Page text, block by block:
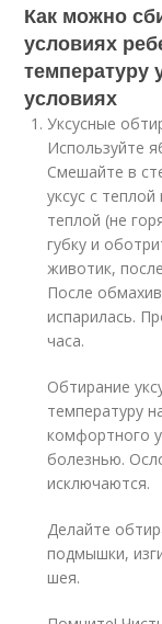
Как можно
условиях
температуру
условиях
Уксусные
Используйте
Смешайте в
уксус с
теплой (не
губку и
животик,
После
испарилась.
часа.
Обтирание
температуру
комфортного
болезнью.
исключаются.
Делайте
подмышки,
шея.